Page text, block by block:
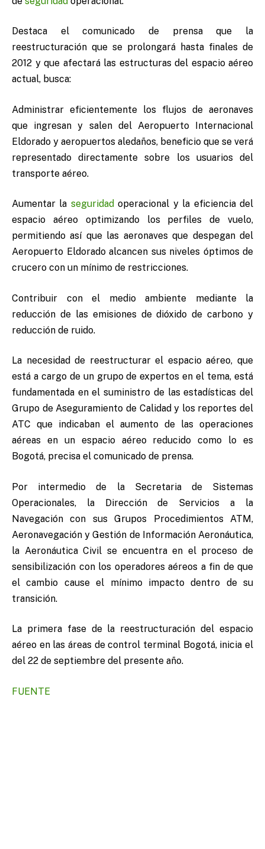
Destaca el comunicado de prensa que la
reestructuración que se prolongará hasta finales de
2012 y que afectará las estructuras del espacio aéreo
actual, busca:
Administrar eficientemente los flujos de aeronaves
que ingresan y salen del Aeropuerto Internacional
Eldorado y aeropuertos aledaños, beneficio que se verá
representado directamente sobre los usuarios del
transporte aéreo.
Aumentar la seguridad operacional y la eficiencia del
espacio aéreo optimizando los perfiles de vuelo,
permitiendo así que las aeronaves que despegan del
Aeropuerto Eldorado alcancen sus niveles óptimos de
crucero con un mínimo de restricciones.
Contribuir con el medio ambiente mediante la
reducción de las emisiones de dióxido de carbono y
reducción de ruido.
La necesidad de reestructurar el espacio aéreo, que
está a cargo de un grupo de expertos en el tema, está
fundamentada en el suministro de las estadísticas del
Grupo de Aseguramiento de Calidad y los reportes del
ATC que indicaban el aumento de las operaciones
aéreas en un espacio aéreo reducido como lo es
Bogotá, precisa el comunicado de prensa.
Por intermedio de la Secretaria de Sistemas
Operacionales, la Dirección de Servicios a la
Navegación con sus Grupos Procedimientos ATM,
Aeronavegación y Gestión de Información Aeronáutica,
la Aeronáutica Civil se encuentra en el proceso de
sensibilización con los operadores aéreos a fin de que
el cambio cause el mínimo impacto dentro de su
transición.
La primera fase de la reestructuración del espacio
aéreo en las áreas de control terminal Bogotá, inicia el
del 22 de septiembre del presente año.
FUENTE